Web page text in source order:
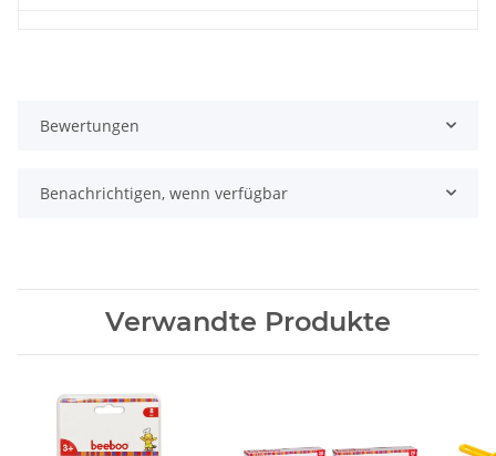
Bewertungen
Benachrichtigen, wenn verfügbar
Verwandte Produkte